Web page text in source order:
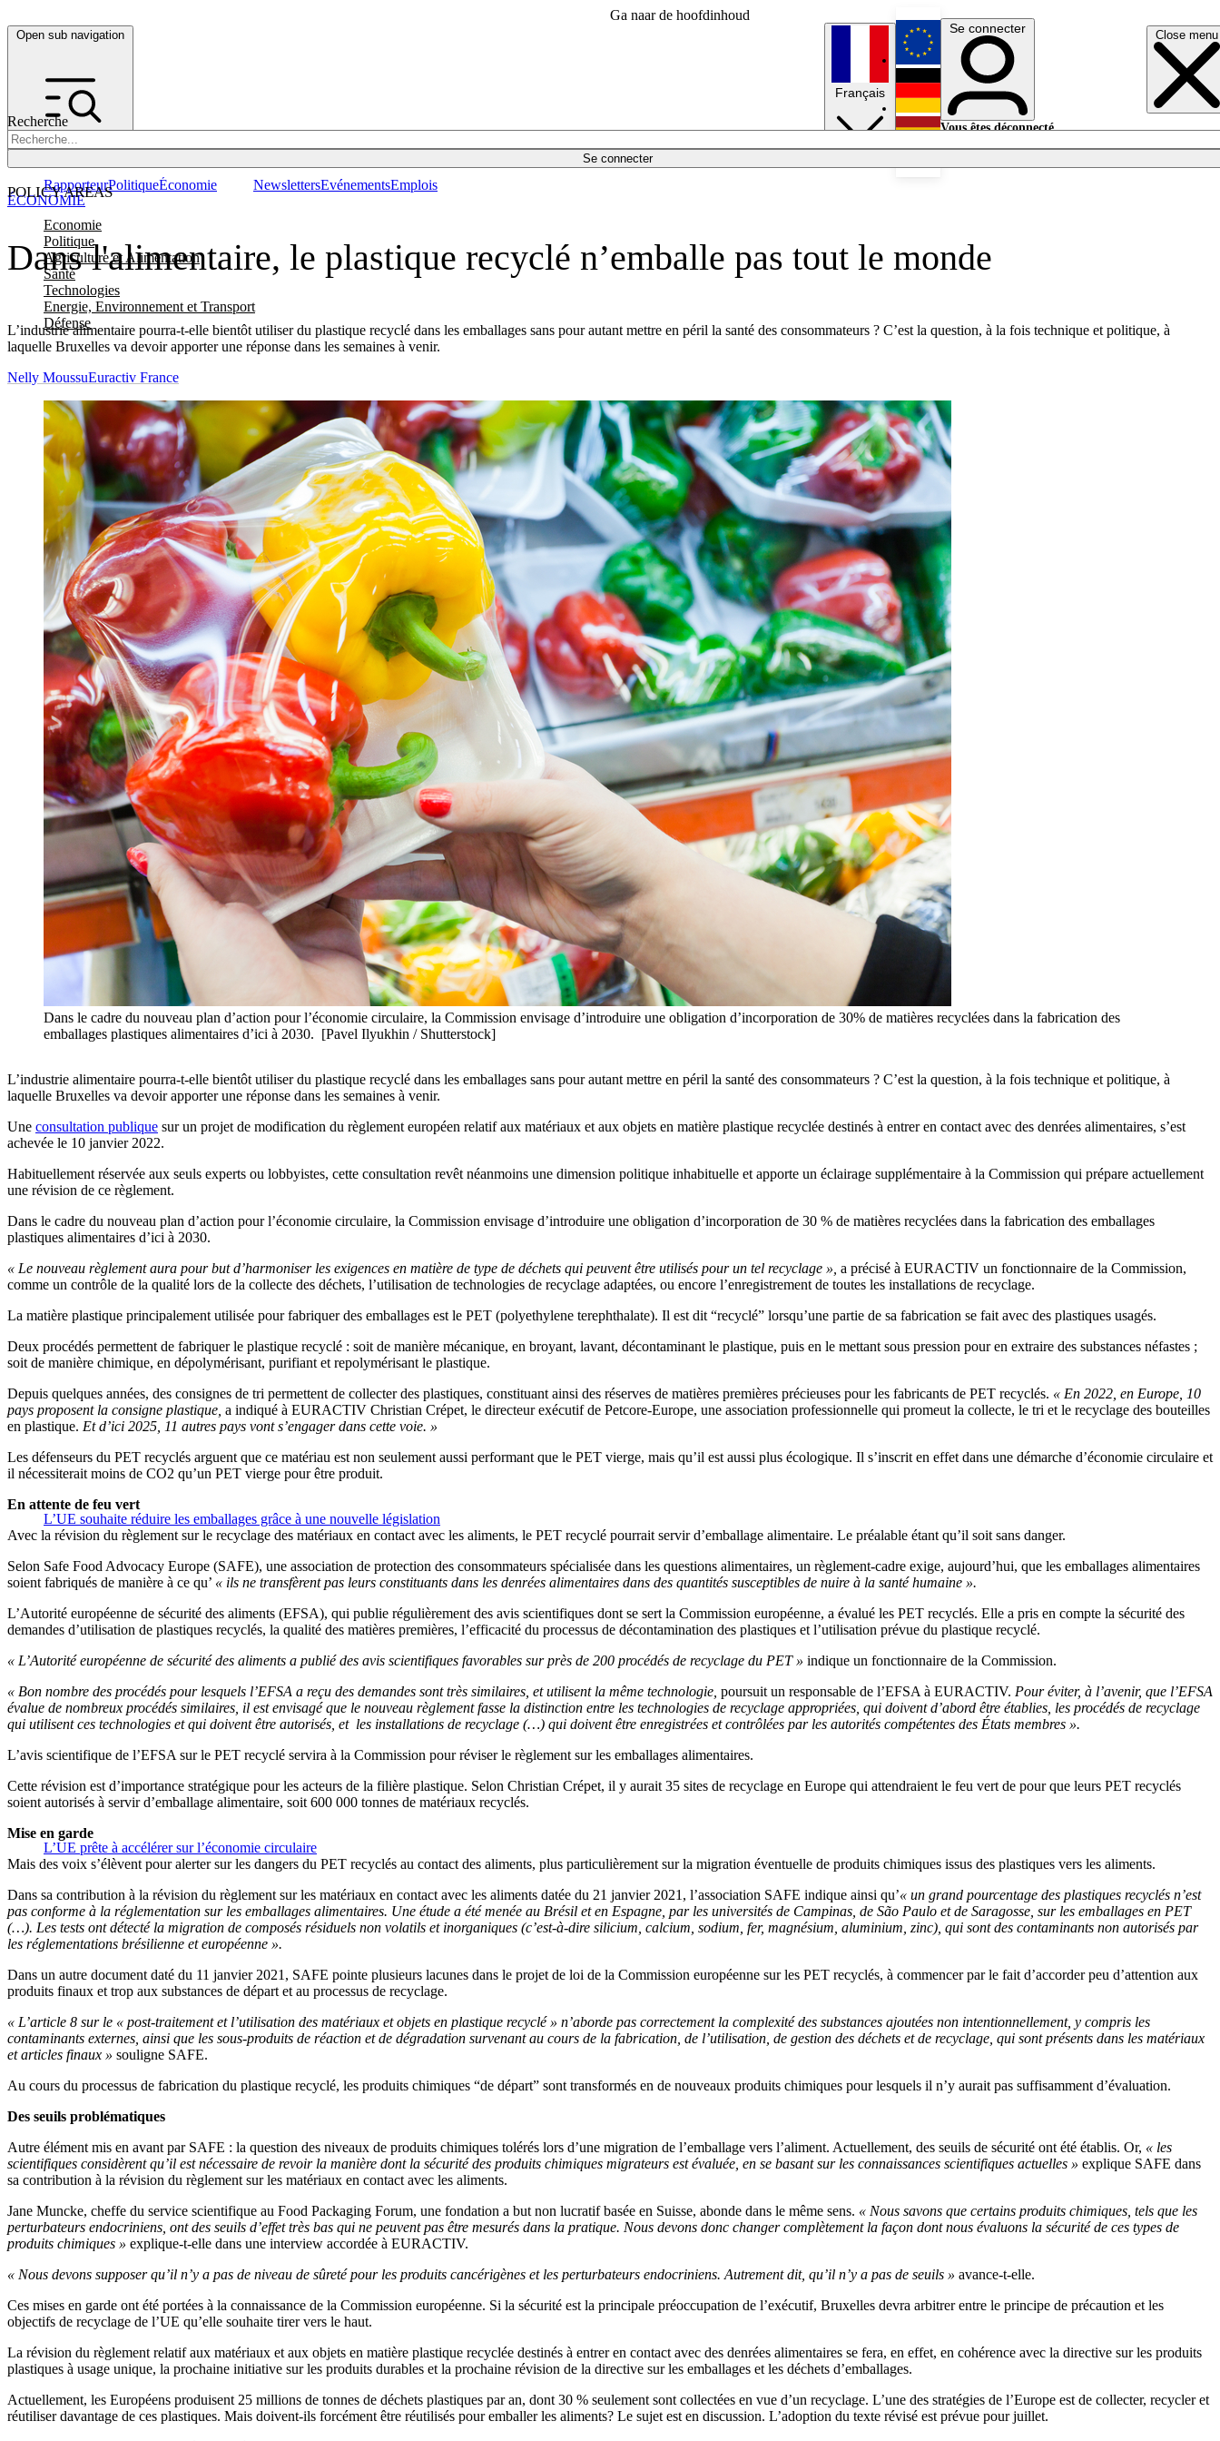
Ga naar de hoofdinhoud
Open sub navigation Close menu
Recherche
Se connecter
POLICY AREAS
Economie
Politique
Agriculture et Alimentation
Santé
Technologies
Energie, Environnement et Transport
Défense
RapporteurPolitiqueÉconomie NewslettersEvénementsEmplois
Français
English
Deutsch
Se connecter
Vous êtes déconnecté.
Dans l'alimentaire, le plastique recyclé n’emballe pas tout le monde
L’industrie alimentaire pourra-t-elle bientôt utiliser du plastique recyclé dans les emballages sans pour autant mettre en péril la santé des consommateurs ? C’est la question, à la fois technique et politique, à
laquelle Bruxelles va devoir apporter une réponse dans les semaines à venir.
ÉCONOMIE
Nelly MoussuEuractiv France
Dans le cadre du nouveau plan d’action pour l’économie circulaire, la Commission envisage d’introduire une obligation d’incorporation de 30% de matières recyclées dans la fabrication des
emballages plastiques alimentaires d’ici à 2030. [Pavel Ilyukhin / Shutterstock]
L’industrie alimentaire pourra-t-elle bientôt utiliser du plastique recyclé dans les emballages sans pour autant mettre en péril la santé des consommateurs ? C’est la question, à la fois technique et politique, à
laquelle Bruxelles va devoir apporter une réponse dans les semaines à venir.
Une consultation publique sur un projet de modification du règlement européen relatif aux matériaux et aux objets en matière plastique recyclée destinés à entrer en contact avec des denrées alimentaires, s’est
achevée le 10 janvier 2022.
Habituellement réservée aux seuls experts ou lobbyistes, cette consultation revêt néanmoins une dimension politique inhabituelle et apporte un éclairage supplémentaire à la Commission qui prépare actuellement
une révision de ce règlement.
Dans le cadre du nouveau plan d’action pour l’économie circulaire, la Commission envisage d’introduire une obligation d’incorporation de 30 % de matières recyclées dans la fabrication des emballages
plastiques alimentaires d’ici à 2030.
« Le nouveau règlement aura pour but d’harmoniser les exigences en matière de type de déchets qui peuvent être utilisés pour un tel recyclage », a précisé à EURACTIV un fonctionnaire de la Commission,
comme un contrôle de la qualité lors de la collecte des déchets, l’utilisation de technologies de recyclage adaptées, ou encore l’enregistrement de toutes les installations de recyclage.
La matière plastique principalement utilisée pour fabriquer des emballages est le PET (polyethylene terephthalate). Il est dit “recyclé” lorsqu’une partie de sa fabrication se fait avec des plastiques usagés.
Deux procédés permettent de fabriquer le plastique recyclé : soit de manière mécanique, en broyant, lavant, décontaminant le plastique, puis en le mettant sous pression pour en extraire des substances néfastes ;
soit de manière chimique, en dépolymérisant, purifiant et repolymérisant le plastique.
Depuis quelques années, des consignes de tri permettent de collecter des plastiques, constituant ainsi des réserves de matières premières précieuses pour les fabricants de PET recyclés. « En 2022, en Europe, 10
pays proposent la consigne plastique, a indiqué à EURACTIV Christian Crépet, le directeur exécutif de Petcore-Europe, une association professionnelle qui promeut la collecte, le tri et le recyclage des bouteilles
en plastique. Et d’ici 2025, 11 autres pays vont s’engager dans cette voie. »
Les défenseurs du PET recyclés arguent que ce matériau est non seulement aussi performant que le PET vierge, mais qu’il est aussi plus écologique. Il s’inscrit en effet dans une démarche d’économie circulaire et
il nécessiterait moins de CO2 qu’un PET vierge pour être produit.
L’UE souhaite réduire les emballages grâce à une nouvelle législation
En attente de feu vert
Avec la révision du règlement sur le recyclage des matériaux en contact avec les aliments, le PET recyclé pourrait servir d’emballage alimentaire. Le préalable étant qu’il soit sans danger.
Selon Safe Food Advocacy Europe (SAFE), une association de protection des consommateurs spécialisée dans les questions alimentaires, un règlement-cadre exige, aujourd’hui, que les emballages alimentaires
soient fabriqués de manière à ce qu’ « ils ne transfèrent pas leurs constituants dans les denrées alimentaires dans des quantités susceptibles de nuire à la santé humaine ».
L’Autorité européenne de sécurité des aliments (EFSA), qui publie régulièrement des avis scientifiques dont se sert la Commission européenne, a évalué les PET recyclés. Elle a pris en compte la sécurité des
demandes d’utilisation de plastiques recyclés, la qualité des matières premières, l’efficacité du processus de décontamination des plastiques et l’utilisation prévue du plastique recyclé.
« L’Autorité européenne de sécurité des aliments a publié des avis scientifiques favorables sur près de 200 procédés de recyclage du PET » indique un fonctionnaire de la Commission.
« Bon nombre des procédés pour lesquels l’EFSA a reçu des demandes sont très similaires, et utilisent la même technologie, poursuit un responsable de l’EFSA à EURACTIV. Pour éviter, à l’avenir, que l’EFSA
évalue de nombreux procédés similaires, il est envisagé que le nouveau règlement fasse la distinction entre les technologies de recyclage appropriées, qui doivent d’abord être établies, les procédés de recyclage
qui utilisent ces technologies et qui doivent être autorisés, et les installations de recyclage (…) qui doivent être enregistrées et contrôlées par les autorités compétentes des États membres ».
L’avis scientifique de l’EFSA sur le PET recyclé servira à la Commission pour réviser le règlement sur les emballages alimentaires.
Cette révision est d’importance stratégique pour les acteurs de la filière plastique. Selon Christian Crépet, il y aurait 35 sites de recyclage en Europe qui attendraient le feu vert de pour que leurs PET recyclés
soient autorisés à servir d’emballage alimentaire, soit 600 000 tonnes de matériaux recyclés.
L’UE prête à accélérer sur l’économie circulaire
Mise en garde
Mais des voix s’élèvent pour alerter sur les dangers du PET recyclés au contact des aliments, plus particulièrement sur la migration éventuelle de produits chimiques issus des plastiques vers les aliments.
Dans sa contribution à la révision du règlement sur les matériaux en contact avec les aliments datée du 21 janvier 2021, l’association SAFE indique ainsi qu’« un grand pourcentage des plastiques recyclés n’est
pas conforme à la réglementation sur les emballages alimentaires. Une étude a été menée au Brésil et en Espagne, par les universités de Campinas, de São Paulo et de Saragosse, sur les emballages en PET
(…). Les tests ont détecté la migration de composés résiduels non volatils et inorganiques (c’est-à-dire silicium, calcium, sodium, fer, magnésium, aluminium, zinc), qui sont des contaminants non autorisés par
les réglementations brésilienne et européenne ».
Dans un autre document daté du 11 janvier 2021, SAFE pointe plusieurs lacunes dans le projet de loi de la Commission européenne sur les PET recyclés, à commencer par le fait d’accorder peu d’attention aux
produits finaux et trop aux substances de départ et au processus de recyclage.
« L’article 8 sur le « post-traitement et l’utilisation des matériaux et objets en plastique recyclé » n’aborde pas correctement la complexité des substances ajoutées non intentionnellement, y compris les
contaminants externes, ainsi que les sous-produits de réaction et de dégradation survenant au cours de la fabrication, de l’utilisation, de gestion des déchets et de recyclage, qui sont présents dans les matériaux
et articles finaux » souligne SAFE.
Au cours du processus de fabrication du plastique recyclé, les produits chimiques “de départ” sont transformés en de nouveaux produits chimiques pour lesquels il n’y aurait pas suffisamment d’évaluation.
Des seuils problématiques
Autre élément mis en avant par SAFE : la question des niveaux de produits chimiques tolérés lors d’une migration de l’emballage vers l’aliment. Actuellement, des seuils de sécurité ont été établis. Or, « les
scientifiques considèrent qu’il est nécessaire de revoir la manière dont la sécurité des produits chimiques migrateurs est évaluée, en se basant sur les connaissances scientifiques actuelles » explique SAFE dans
sa contribution à la révision du règlement sur les matériaux en contact avec les aliments.
Jane Muncke, cheffe du service scientifique au Food Packaging Forum, une fondation a but non lucratif basée en Suisse, abonde dans le même sens. « Nous savons que certains produits chimiques, tels que les
perturbateurs endocriniens, ont des seuils d’effet très bas qui ne peuvent pas être mesurés dans la pratique. Nous devons donc changer complètement la façon dont nous évaluons la sécurité de ces types de
produits chimiques » explique-t-elle dans une interview accordée à EURACTIV.
« Nous devons supposer qu’il n’y a pas de niveau de sûreté pour les produits cancérigènes et les perturbateurs endocriniens. Autrement dit, qu’il n’y a pas de seuils » avance-t-elle.
Ces mises en garde ont été portées à la connaissance de la Commission européenne. Si la sécurité est la principale préoccupation de l’exécutif, Bruxelles devra arbitrer entre le principe de précaution et les
objectifs de recyclage de l’UE qu’elle souhaite tirer vers le haut.
La révision du règlement relatif aux matériaux et aux objets en matière plastique recyclée destinés à entrer en contact avec des denrées alimentaires se fera, en effet, en cohérence avec la directive sur les produits
plastiques à usage unique, la prochaine initiative sur les produits durables et la prochaine révision de la directive sur les emballages et les déchets d’emballages.
Actuellement, les Européens produisent 25 millions de tonnes de déchets plastiques par an, dont 30 % seulement sont collectées en vue d’un recyclage. L’une des stratégies de l’Europe est de collecter, recycler et
réutiliser davantage de ces plastiques. Mais doivent-ils forcément être réutilisés pour emballer les aliments? Le sujet est en discussion. L’adoption du texte révisé est prévue pour juillet.